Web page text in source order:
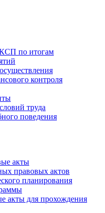
по итогам
контроля
труда
поведения
акты
правовых актов
планирования
акты для прохождения